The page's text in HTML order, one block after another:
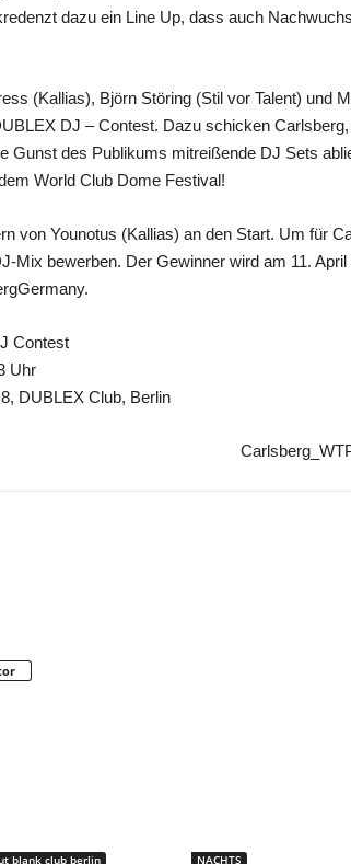
dazu ein Line Up, dass auch
(Kallias), Björn Störing (Stil vor Talent) und
DJ – Contest. Dazu schicken
Gunst des Publikums mitreißende DJ Sets
World Club Dome Festival!
von Younotus (Kallias) an den Start. Um für
Mix bewerben. Der Gewinner wird am 11.
Contest
Uhr
DUBLEX Club, Berlin
blank club berlin NACHTS